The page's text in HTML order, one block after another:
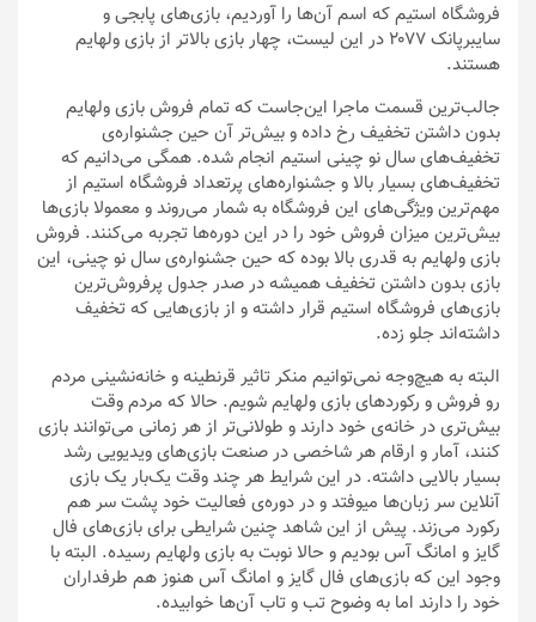
فروشگاه استیم که اسم آن‌ها را آوردیم، بازی‌های پابجی و
سایبرپانک ۲۰۷۷ در این لیست، چهار بازی بالاتر از بازی ولهایم
هستند.
جالب‌ترین قسمت ماجرا این‌جاست که تمام فروش بازی ولهایم
بدون داشتن تخفیف رخ داده و بیش‌تر آن حین جشنواره‌ی
تخفیف‌های سال نو چینی استیم انجام شده. همگی می‌دانیم که
تخفیف‌های بسیار بالا و جشنواره‌های پرتعداد فروشگاه استیم از
مهم‌ترین ویژگی‌های این فروشگاه به شمار می‌روند و معمولا بازی‌ها
بیش‌ترین میزان فروش خود را در این دوره‌ها تجربه می‌کنند. فروش
بازی ولهایم به قدری بالا بوده که حین جشنواره‌ی سال نو چینی، این
بازی بدون داشتن تخفیف همیشه در صدر جدول پرفروش‌ترین
بازی‌های فروشگاه استیم قرار داشته و از بازی‌هایی که تخفیف
داشته‌اند جلو زده.
البته به هیچ‌وجه نمی‌توانیم منکر تاثیر قرنطینه و خانه‌نشینی مردم
رو فروش و رکورد‌های بازی ولهایم شویم. حالا که مردم وقت
بیش‌تری در خانه‌ی خود دارند و طولانی‌تر از هر زمانی می‌توانند بازی
کنند، آمار و ارقام هر شاخصی در صنعت بازی‌های ویدیویی رشد
بسیار بالایی داشته. در این شرایط هر چند وقت یک‌بار یک بازی
آنلاین سر زبان‌ها میوفتد و در دوره‌ی فعالیت خود پشت سر هم
رکورد می‌زند. پیش از این شاهد چنین شرایطی برای بازی‌های فال
گایز و امانگ آس بودیم و حالا نوبت به بازی ولهایم رسیده. البته با
وجود این که بازی‌های فال گایز و امانگ آس هنوز هم طرفداران
خود را دارند اما به وضوح تب و تاب آن‌ها خوابیده.